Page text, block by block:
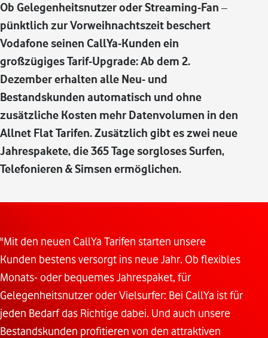
Ob Gelegenheitsnutzer oder Streaming-Fan –
pünktlich zur Vorweihnachtszeit beschert
Vodafone seinen CallYa-Kunden ein
großzügiges Tarif-Upgrade: Ab dem 2.
Dezember erhalten alle Neu- und
Bestandskunden automatisch und ohne
zusätzliche Kosten mehr Datenvolumen in den
Allnet Flat Tarifen. Zusätzlich gibt es zwei neue
Jahrespakete, die 365 Tage sorgloses Surfen,
Telefonieren & Simsen ermöglichen.
"Mit den neuen CallYa Tarifen starten unsere
Kunden bestens versorgt ins neue Jahr. Ob flexibles
Monats- oder bequemes Jahrespaket, für
Gelegenheitsnutzer oder Vielsurfer: Bei CallYa ist für
jeden Bedarf das Richtige dabei. Und auch unsere
Bestandskunden profitieren von den attraktiven